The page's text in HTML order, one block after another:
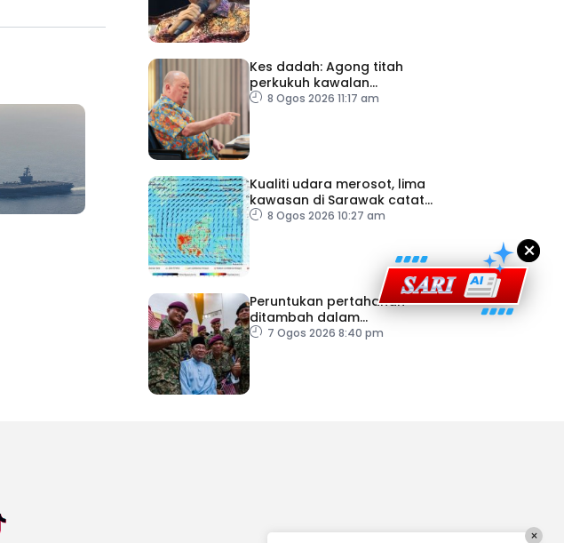
Kes dadah: Agong titah
perkukuh kawalan
lapangan terbang, pintu
8 Ogos 2026 11:17 am
Kualiti udara merosot, lima
kawasan di Sarawak catat
IPU tidak sihat
8 Ogos 2026 10:27 am
Peruntukan pertahanan
ditambah dalam
Belanjawan 2027
7 Ogos 2026 8:40 pm
×
×